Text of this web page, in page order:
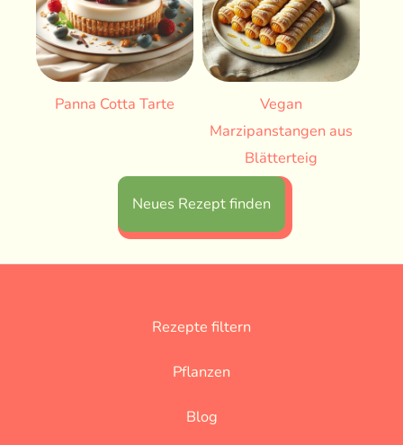
Panna Cotta Tarte
Vegan
Marzipanstangen aus
Blätterteig
Neues Rezept finden
Rezepte filtern
Pflanzen
Blog